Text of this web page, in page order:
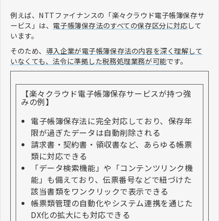
例えば、NTTファイナンスの「楽々クラウド電子帳簿保存サ
ービス」は、 電子帳簿保存法のすべての保存区分に対応して
います。
そのため、 導入企業が電子帳簿保存法の内容を深く理解して
いなくても、法令に準拠した税務処理業務が可能です。
【楽々クラウド電子帳簿保存サービスが持つ強
みの例】
電子帳簿保存法に完全対応しており、保存年
限が過ぎたデータは自動削除される
請求書・契約書・領収書など、あらゆる帳票
類に対応できる
「データ検索機能」や「コンテンツリンク機
能」も備えており、伝票番号などで紐づけた
該当書類をワンクリックで表示できる
帳票類管理の自動化やシステム連携を通じた
DX化の拡大にも対応できる